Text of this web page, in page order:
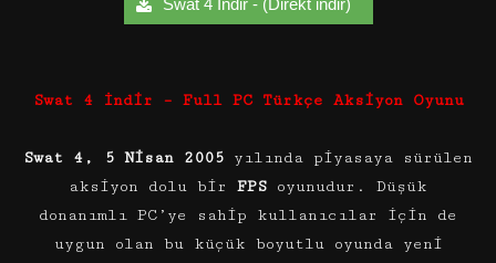
Swat 4 İndir - (Direkt indir)
Swat 4 İndir – Full PC Türkçe Aksiyon Oyunu
Swat 4, 5 Nisan 2005 yılında piyasaya sürülen
aksiyon dolu bir FPS oyunudur. Düşük
donanımlı PC’ye sahip kullanıcılar için de
uygun olan bu küçük boyutlu oyunda yeni